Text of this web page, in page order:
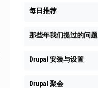
每日推荐
那些年我们提过的问题
Drupal 安装与设置
Drupal 聚会